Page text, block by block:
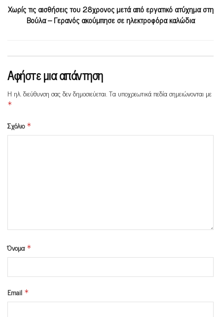
Χωρίς τις αισθήσεις του 28χρονος μετά από εργατικό ατύχημα στη
Βούλα – Γερανός ακούμπησε σε ηλεκτροφόρα καλώδια
Αφήστε μια απάντηση
Η ηλ. διεύθυνση σας δεν δημοσιεύεται.Τα υποχρεωτικά πεδία σημειώνονται με
*
Σχόλιο *
Όνομα *
Email *